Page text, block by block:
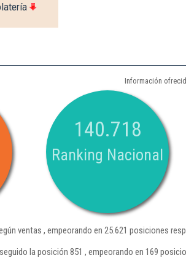
Información
140.718
Ranking Nacional
ventas , empeorando en 25.621 posiciones
la posición 851 , empeorando en 169